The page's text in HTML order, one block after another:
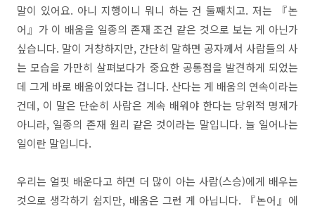
말이 있어요. 아니 지행이니 뭐니 하는 건 둘째치고. 저는 『논
어』가 이 배움을 일종의 존재 조건 같은 것으로 보는 게 아닌가
싶습니다. 말이 거창하지만, 간단히 말하면 공자께서 사람들의 사
는 모습을 가만히 살펴보다가 중요한 공통점을 발견하게 되었는
데 그게 바로 배움이었다는 겁니다. 산다는 게 배움의 연속이라는
건데, 이 말은 단순히 사람은 계속 배워야 한다는 당위적 명제가
아니라, 일종의 존재 원리 같은 것이라는 말입니다. 늘 일어나는
일이란 말입니다.
우리는 얼핏 배운다고 하면 더 많이 아는 사람(스승)에게 배우는
것으로 생각하기 쉽지만, 배움은 그런 게 아닙니다. 『논어』에